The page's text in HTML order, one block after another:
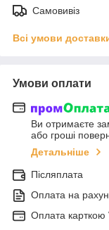
Самовивіз
Всі умови
Умови оплати
Ви отримаєте
або гроші
Детальніше
Післяплата
Оплата на
Оплата